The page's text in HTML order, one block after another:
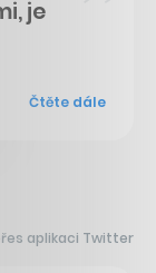
je
Čtěte dále
aplikaci Twitter